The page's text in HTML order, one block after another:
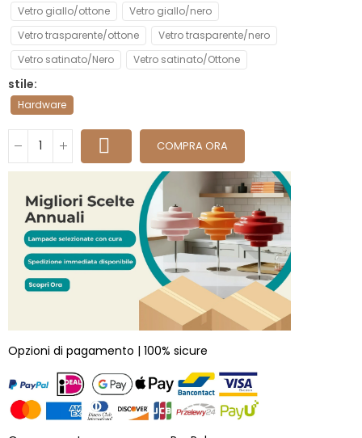
Vetro giallo/ottone
Vetro giallo/nero
Vetro trasparente/ottone
Vetro trasparente/nero
Vetro satinato/Nero
Vetro satinato/Ottone
stile
Hardware
COMPRA ORA
Opzioni di pagamento | 100% sicure